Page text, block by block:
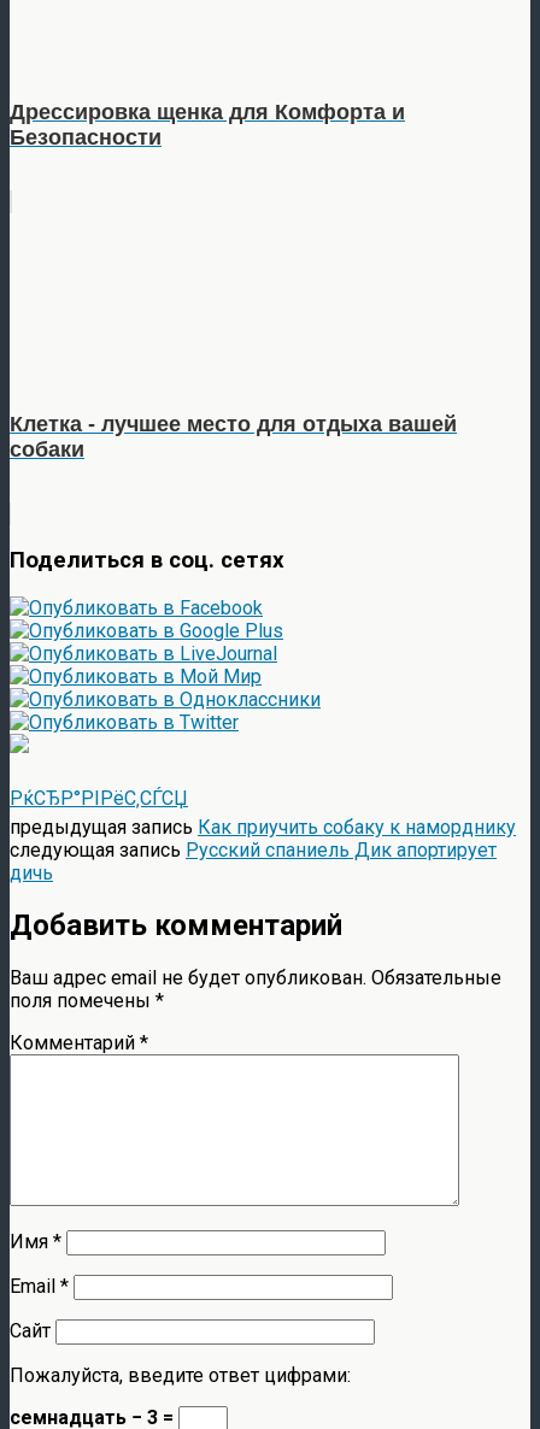
Дрессировка щенка для Комфорта и
Безопасности
Клетка - лучшее место для отдыха вашей
собаки
Поделиться в соц. сетях
РќСЂР°РІРёС‚СЃСЏ
предыдущая запись Как приучить собаку к наморднику
следующая запись Русский спаниель Дик апортирует
дичь
Добавить комментарий
Ваш адрес email не будет опубликован. Обязательные
поля помечены *
Комментарий *
Имя *
Email *
Сайт
Пожалуйста, введите ответ цифрами:
семнадцать − 3 =